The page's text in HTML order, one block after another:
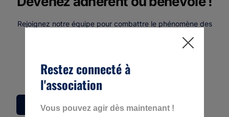
Rejoignez notre équipe pour combattre le phénomène des
cold cases. Découvrez nos besoins et participez
Rejoignez-nous ou soutenez nous